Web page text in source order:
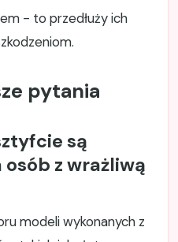
- to przedłuży ich
pytania
są
z wrażliwą
modeli wykonanych z